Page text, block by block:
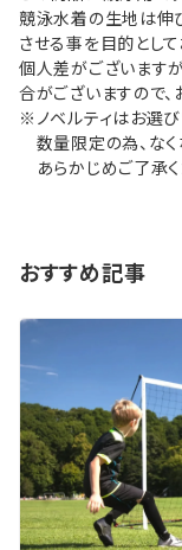
競泳水着の生地は伸
させる事を目的として
個人差がございます
合がございますので、
※ノベルティはお選び
数量限定の為、なく
あらかじめご了承く
おすすめ記事